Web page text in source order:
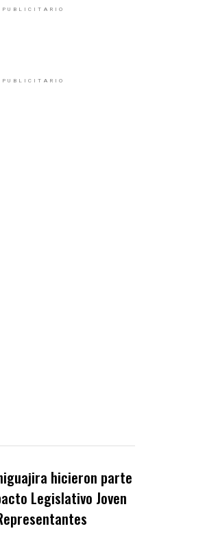
hicieron parte
Legislativo Joven